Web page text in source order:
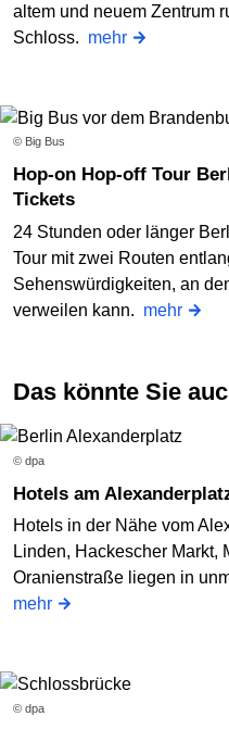
altem und neuem Zentrum
Schloss. mehr
© Big Bus
Hop-on Hop-off Tour Berliner City: 24h- oder 48h-
Tickets
24 Stunden oder länger
Tour mit zwei Routen
Sehenswürdigkeiten, an
verweilen kann. mehr
Das könnte Sie
© dpa
Hotels am
Hotels in der Nähe vom
Linden, Hackescher Markt,
Oranienstraße liegen in
mehr
© dpa